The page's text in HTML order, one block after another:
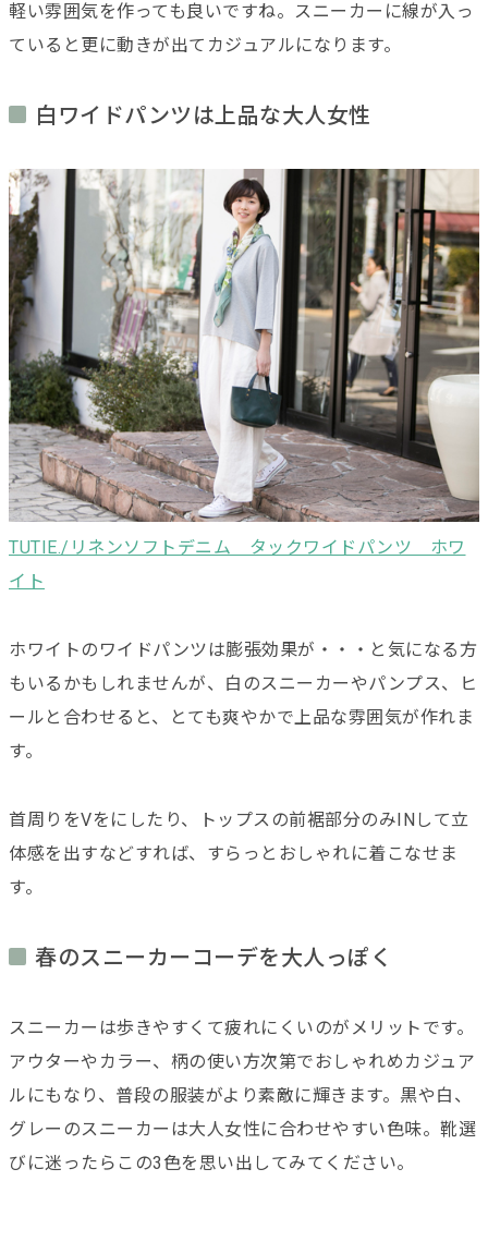
軽い雰囲気を作っても良いですね。スニーカーに線が入っ
ていると更に動きが出てカジュアルになります。
白ワイドパンツは上品な大人女性
TUTIE./リネンソフトデニム タックワイドパンツ ホワ
イト
ホワイトのワイドパンツは膨張効果が・・・と気になる方
もいるかもしれませんが、白のスニーカーやパンプス、ヒ
ールと合わせると、とても爽やかで上品な雰囲気が作れま
す。
首周りをVをにしたり、トップスの前裾部分のみINして立
体感を出すなどすれば、すらっとおしゃれに着こなせま
す。
春のスニーカーコーデを大人っぽく
スニーカーは歩きやすくて疲れにくいのがメリットです。
アウターやカラー、柄の使い方次第でおしゃれめカジュア
ルにもなり、普段の服装がより素敵に輝きます。黒や白、
グレーのスニーカーは大人女性に合わせやすい色味。靴選
びに迷ったらこの3色を思い出してみてください。